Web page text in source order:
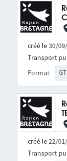
créé le 30/
Format
Transport
créé le 22/
Transport